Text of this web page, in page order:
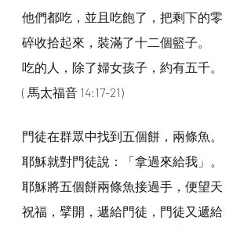
他們都吃，並且吃飽了，把剩下的零
碎收拾起來，裝滿了十二個籃子。
吃的人，除了婦女孩子，約有五千。
( 馬太福音 14:17-21)
門徒在群眾中找到五個餅，兩條魚。
耶穌就對門徒說：「拿過來給我」。
耶穌將五個餅兩條魚接過手，便望天
祝福，擘開，遞給門徒，門徒又遞給